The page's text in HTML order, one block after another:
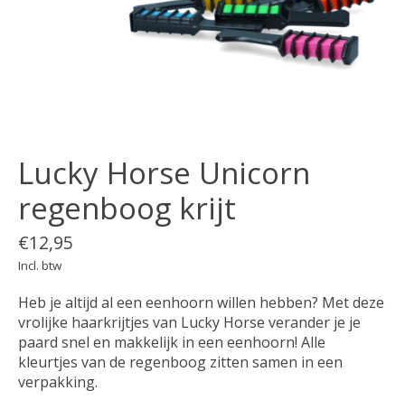
Lucky Horse Unicorn
regenboog krijt
€12,95
Incl. btw
Heb je altijd al een eenhoorn willen hebben? Met deze
vrolijke haarkrijtjes van Lucky Horse verander je je
paard snel en makkelijk in een eenhoorn! Alle
kleurtjes van de regenboog zitten samen in een
verpakking.